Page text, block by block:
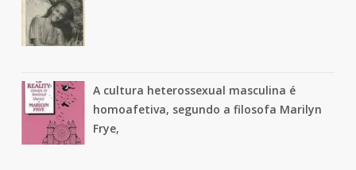
A cultura heterossexual masculina é
homoafetiva, segundo a filosofa Marilyn
Frye,